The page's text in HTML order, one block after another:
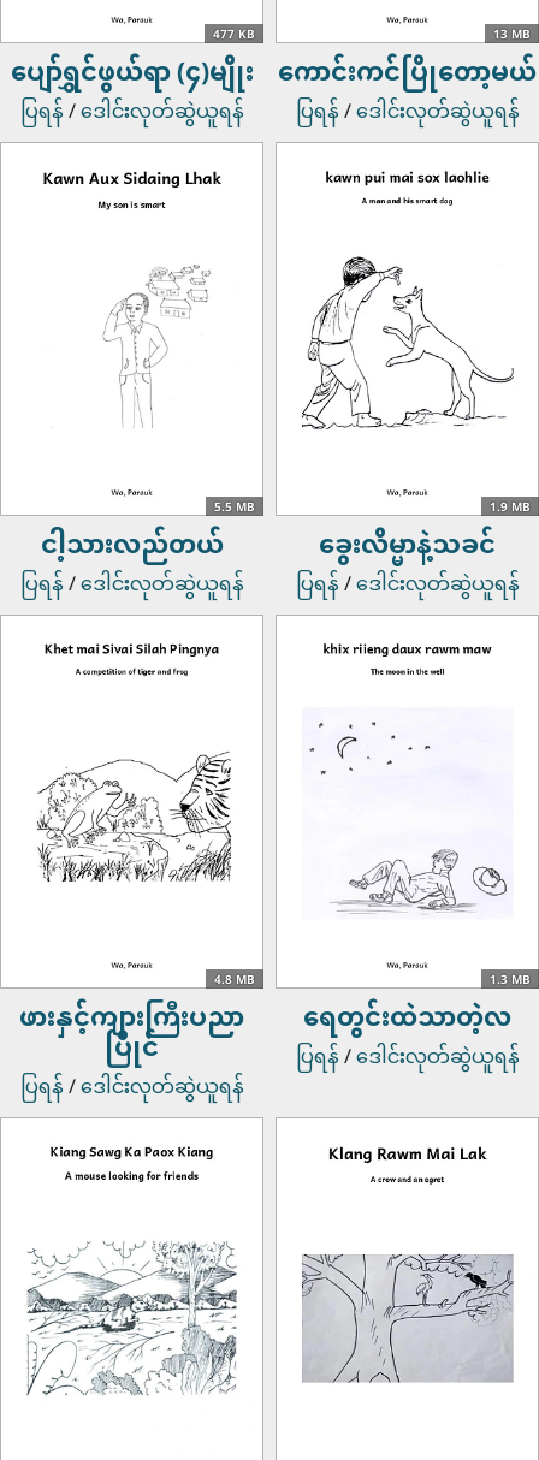
477 KB
ပျော်ရွှင်ဖွယ်ရာ (၄)မျိုး
ပြရန် /ဒေါင်းလုတ်ဆွဲယူရန်
13 MB
ကောင်းကင်ပြိုတော့မယ်
ပြရန် /ဒေါင်းလုတ်ဆွဲယူရန်
5.5 MB
ငါ့သားလည်တယ်
ပြရန် /ဒေါင်းလုတ်ဆွဲယူရန်
1.9 MB
ခွေးလိမ္မာနဲ့သခင်
ပြရန် /ဒေါင်းလုတ်ဆွဲယူရန်
4.8 MB
ဖားနှင့်ကျားကြီးပညာ
ပြိုင်
ပြရန် /ဒေါင်းလုတ်ဆွဲယူရန်
1.3 MB
ရေတွင်းထဲသာတဲ့လ
ပြရန် /ဒေါင်းလုတ်ဆွဲယူရန်